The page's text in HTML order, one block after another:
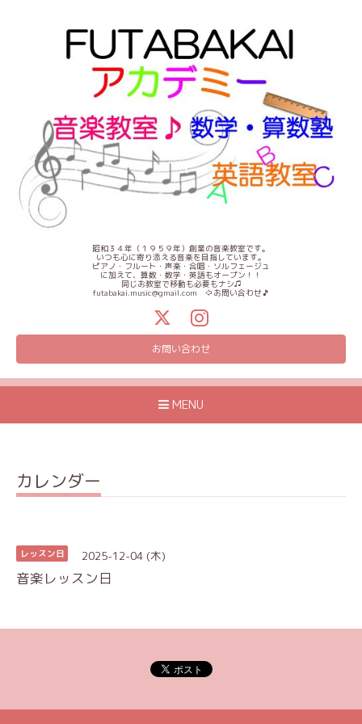
昭和３４年（１９５９年）創業の音楽教室です。
いつも心に寄り添える音楽を目指しています。
ピアノ・フルート・声楽・合唱・ソルフェージュ
に加えて、算数・数学・英語もオープン！！
同じお教室で移動も必要もナシ♫
futabakai.music@gmail.com ⇦お問い合わせ🎵
お問い合わせ
MENU
カレンダー
レッスン日 2025-12-04 (木)
音楽レッスン日